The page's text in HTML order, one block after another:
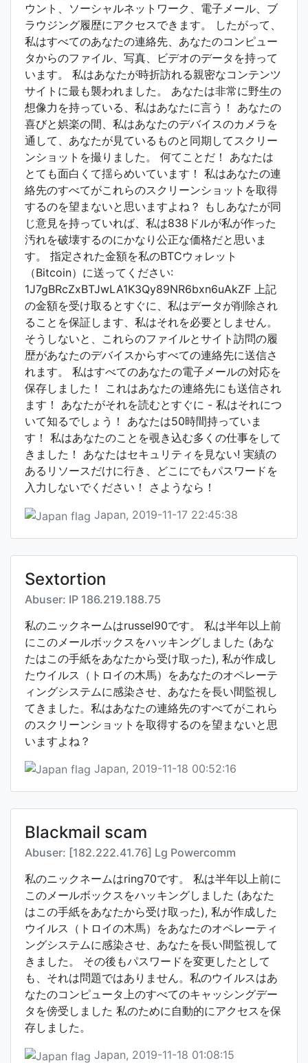
ウント、ソーシャルネットワーク、電子メール、ブ
ラウジング履歴にアクセスできます。 したがって、
私はすべてのあなたの連絡先、あなたのコンピュー
タからのファイル、写真、ビデオのデータを持って
います。 私はあなたが時折訪れる親密なコンテンツ
サイトに最も襲われました。 あなたは非常に野生の
想像力を持っている、私はあなたに言う！ あなたの
喜びと娯楽の間、私はあなたのデバイスのカメラを
通して、あなたが見ているものと同期してスクリー
ンショットを撮りました。 何てことだ！ あなたは
とても面白くて揺らめいています！ 私はあなたの連
絡先のすべてがこれらのスクリーンショットを取得
するのを望まないと思いますよね？ もしあなたが同
じ意見を持っていれば、私は838ドルが私が作った
汚れを破壊するのにかなり公正な価格だと思いま
す。 指定された金額を私のBTCウォレット
（Bitcoin）に送ってください:
1J7gBRcZxBTJwLA1K3Qy89NR6bxn6uAkZF 上記
の金額を受け取るとすぐに、私はデータが削除され
ることを保証します、私はそれを必要としません。
そうしないと、これらのファイルとサイト訪問の履
歴があなたのデバイスからすべての連絡先に送信さ
れます。 私はすべてのあなたの電子メールの対応を
保存しました！ これはあなたの連絡先にも送信され
ます！ あなたがそれを読むとすぐに - 私はそれにつ
いて知るでしょう！ あなたは50時間持っていま
す！ 私はあなたのことを覗き込む多くの仕事をして
きました！ あなたはセキュリティを見ない! 実績の
あるリソースだけに行き、どこにでもパスワードを
入力しないでください！ さようなら！
Japan, 2019-11-17 22:45:38
Sextortion
Abuser: IP 186.219.188.75
私のニックネームはrussel90です。 私は半年以上前
にこのメールボックスをハッキングしました (あな
たはこの手紙をあなたから受け取った), 私が作成し
たウイルス（トロイの木馬）をあなたのオペレーテ
ィングシステムに感染させ、あなたを長い間監視し
てきました。私はあなたの連絡先のすべてがこれら
のスクリーンショットを取得するのを望まないと思
いますよね？
Japan, 2019-11-18 00:52:16
Blackmail scam
Abuser: [182.222.41.76] Lg Powercomm
私のニックネームはring70です。 私は半年以上前に
このメールボックスをハッキングしました (あなた
はこの手紙をあなたから受け取った), 私が作成した
ウイルス（トロイの木馬）をあなたのオペレーティ
ングシステムに感染させ、あなたを長い間監視して
きました。 その後もパスワードを変更したとして
も、それは問題ではありません。私のウイルスはあ
なたのコンピュータ上のすべてのキャッシングデー
タを傍受しました 私のために自動的にアクセスを保
存しました。
Japan, 2019-11-18 01:08:15